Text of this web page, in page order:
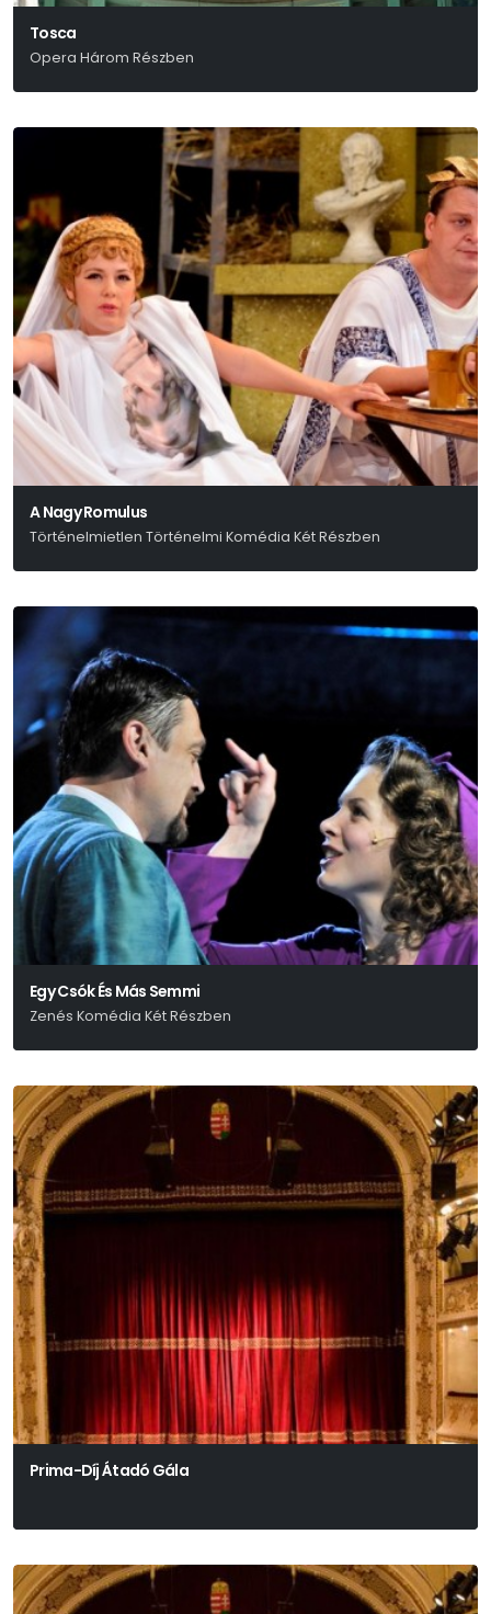
Tosca
Opera Három Részben
A Nagy Romulus
Történelmietlen Történelmi Komédia Két Részben
Egy Csók És Más Semmi
Zenés Komédia Két Részben
Prima-Díj Átadó Gála